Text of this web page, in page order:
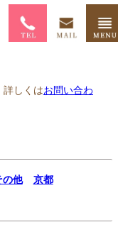
詳しくはお問い合わ
の他
京都